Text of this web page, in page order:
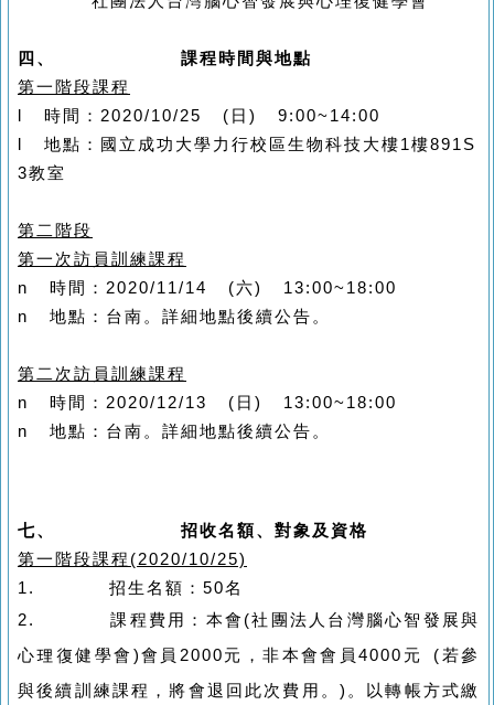
四、課程時間與地點
第一階段課程
時間： 2020/10/25 ( 日) 9:00~14:00
l地點：國 立成功大學力行校區生物科技大樓1樓891S
3教室
第二階段
第一次訪員訓練課程
n
時間： 2020/11/14 (六) 13:00~18:00
n地點：台南。詳細地點後續公告。
第二次訪員訓練課程
n
時間： 2020/12/13 ( 日) 13:00~18:00
n地點：台南。詳細地點後續公告。
七、招收名額、對象及資格
第一階段課程 (2020/10/25)
1. 招生名額： 50名
2.課程費用：本會 (社團法人台灣腦心智發展與
心理復健學會 )會員 2000元，非本會會員4000 元 ( 若參
與後續訓練課程，將會退回此次費用。 ) 。
以轉帳方式繳